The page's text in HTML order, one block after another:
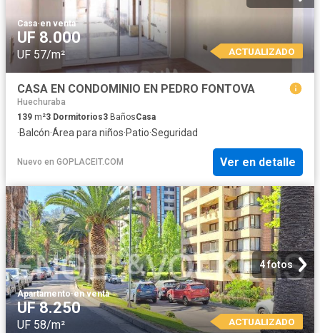
Casa·en venta
UF 8.000
UF 57/m² ACTUALIZADO
CASA EN CONDOMINIO EN PEDRO FONTOVA
Huechuraba
139 m²3 Dormitorios3 BañosCasa
·Balcón·Área para niños·Patio·Seguridad
Nuevo en GOPLACEIT.COM Ver en detalle
4 fotos
Apartamento·en venta
UF 8.250
UF 58/m² ACTUALIZADO